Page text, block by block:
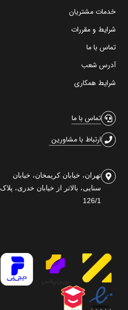
خدمات مشتریان
شرایط و مقررات
تماس با ما
آدرس شعب
شرایط همکاری
تماس با ما
ارتباط با مشاورین
تهران، خیابان کریمخان، خیابان
سنایی، بالاتر از خیابان خدری، پلاک
126/1